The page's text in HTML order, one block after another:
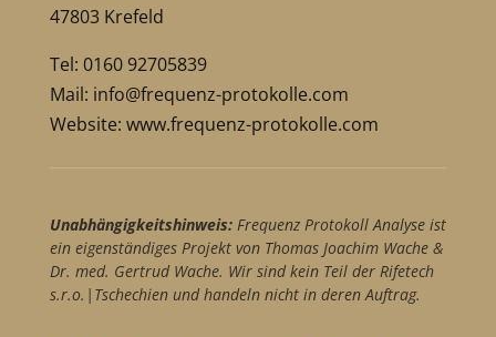
47803 Krefeld
Tel: 0160 92705839
Mail: info@frequenz-protokolle.com
Website: www.frequenz-protokolle.com
Unabhängigkeitshinweis:Frequenz Protokoll Analyse ist
ein eigenständiges Projekt von Thomas Joachim Wache &
Dr. med. Gertrud Wache. Wir sind kein Teil der Rifetech
s.r.o.|Tschechien und handeln nicht in deren Auftrag.